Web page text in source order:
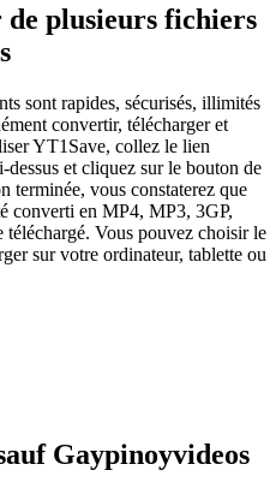
plusieurs fichiers
sont rapides, sécurisés, illimités
convertir, télécharger et
YT1Save, collez le lien
et cliquez sur le bouton de
terminée, vous constaterez que
converti en MP4, MP3, 3GP,
Vous pouvez choisir le
sur votre ordinateur, tablette ou
Gaypinoyvideos